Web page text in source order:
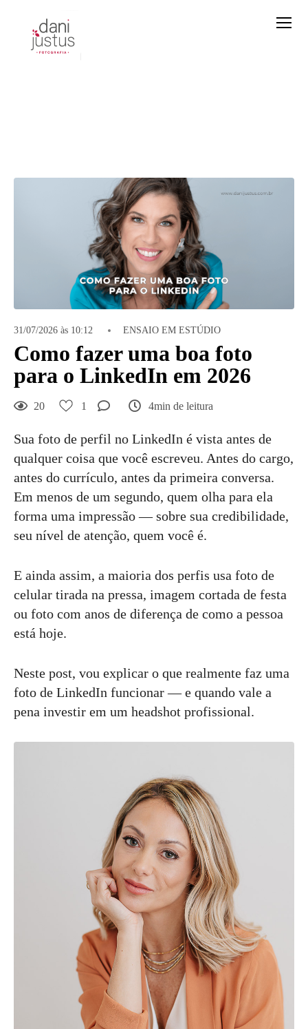
31/07/2026 às 10:12 ENSAIO EM ESTÚDIO
Como fazer uma boa foto
para o LinkedIn em 2026
20 1 4min de leitura
Sua foto de perfil no LinkedIn é vista antes de
qualquer coisa que você escreveu. Antes do cargo,
antes do currículo, antes da primeira conversa.
Em menos de um segundo, quem olha para ela
forma uma impressão — sobre sua credibilidade,
seu nível de atenção, quem você é.
E ainda assim, a maioria dos perfis usa foto de
celular tirada na pressa, imagem cortada de festa
ou foto com anos de diferença de como a pessoa
está hoje.
Neste post, vou explicar o que realmente faz uma
foto de LinkedIn funcionar — e quando vale a
pena investir em um headshot profissional.